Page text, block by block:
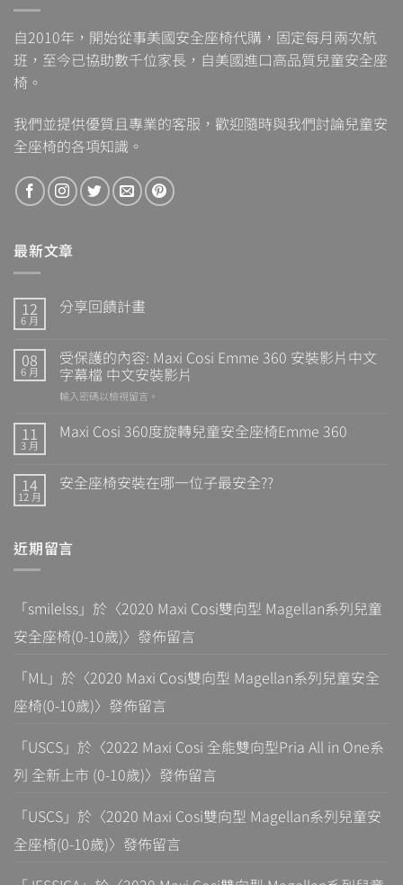
自2010年，開始從事美國安全座椅代購，固定每月兩次航
班，至今已協助數千位家長，自美國進口高品質兒童安全座
椅。
我們並提供優質且專業的客服，歡迎隨時與我們討論兒童安
全座椅的各項知識。
最新文章
12
6 月
分享回饋計畫
08
6 月
受保護的內容: Maxi Cosi Emme 360 安裝影片中文
字幕檔 中文安裝影片
輸入密碼以檢視留言。
11
3 月
Maxi Cosi 360度旋轉兒童安全座椅Emme 360
14
12 月
安全座椅安裝在哪一位子最安全??
近期留言
「smilelss」於〈2020 Maxi Cosi雙向型 Magellan系列兒童
安全座椅(0-10歲)〉發佈留言
「ML」於〈2020 Maxi Cosi雙向型 Magellan系列兒童安全
座椅(0-10歲)〉發佈留言
「USCS」於〈2022 Maxi Cosi 全能雙向型Pria All in One系
列 全新上市 (0-10歲)〉發佈留言
「USCS」於〈2020 Maxi Cosi雙向型 Magellan系列兒童安
全座椅(0-10歲)〉發佈留言